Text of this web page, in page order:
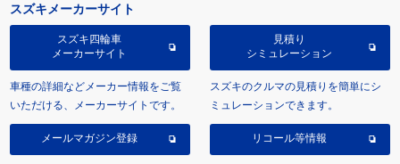
スズキメーカーサイト
スズキ四輪車
メーカーサイト
車種の詳細などメーカー情報をご覧
いただける、メーカーサイトです。
見積り
シミュレーション
スズキのクルマの見積りを簡単にシ
ミュレーションできます。
メールマガジン登録 リコール等情報